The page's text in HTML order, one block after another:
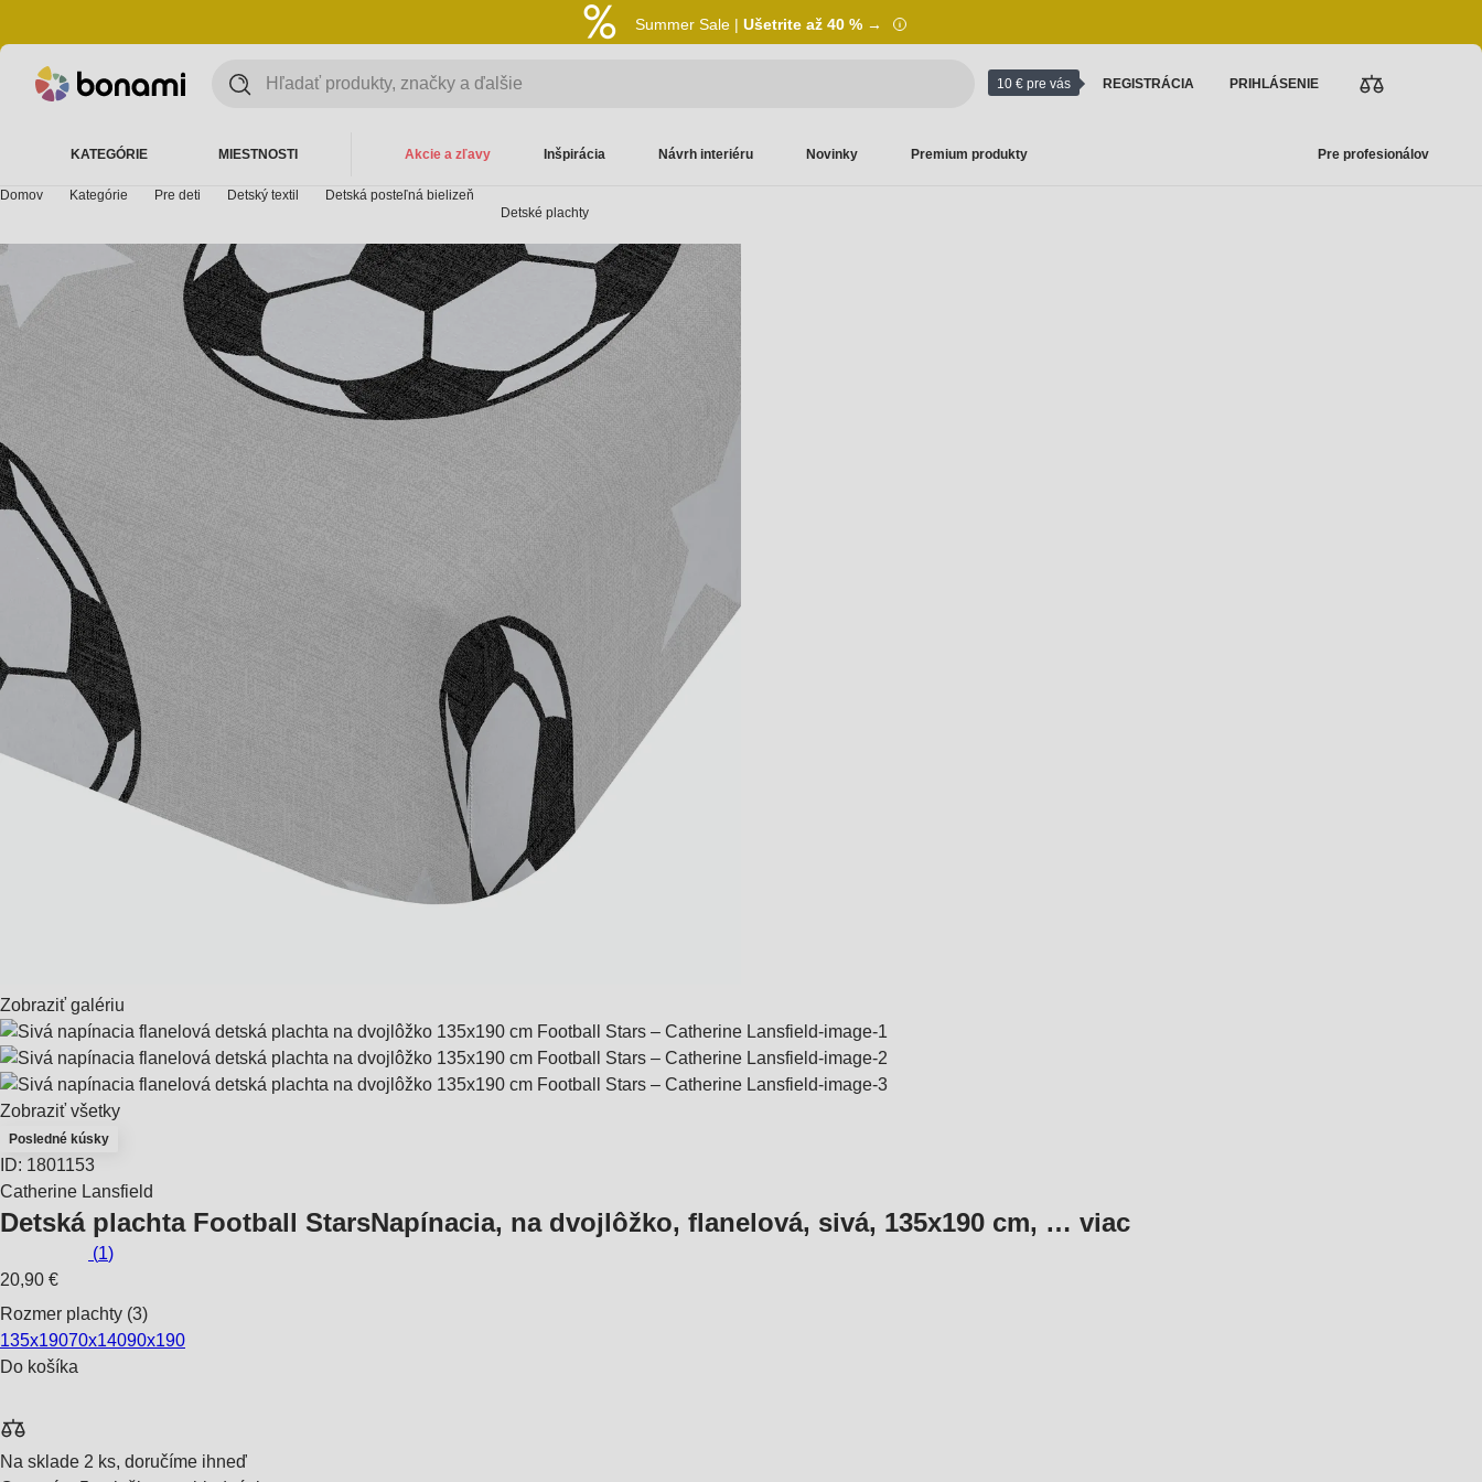
Summer Sale | Ušetrite až 40 % →
10 € pre vás REGISTRÁCIA PRIHLÁSENIE
KATEGÓRIE MIESTNOSTI Akcie a zľavy Inšpirácia Návrh interiéru Novinky Premium produkty Pre profesionálov
Domov Kategórie Pre deti Detský textil
Detská posteľná bielizeň
Detské plachty
Zobraziť galériu
Zobraziť všetky
Posledné kúsky
ID: 1801153
Catherine Lansfield
Detská plachta Football StarsNapínacia, na dvojlôžko, flanelová, sivá, 135x190 cm, … viac
(1)
20,90 €
Rozmer plachty (3)
135x19070x14090x190
Do košíka
Na sklade 2 ks, doručíme ihneď